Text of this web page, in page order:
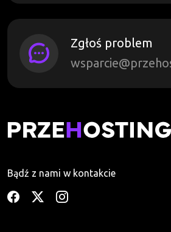
Zgłoś problem
Bądź z nami w kontakcie